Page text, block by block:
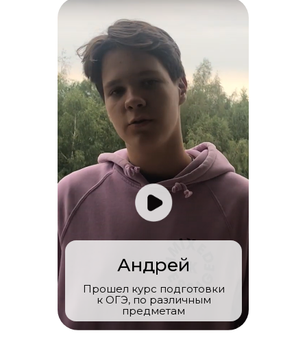
Андрей
Прошел курс подготовки
к ОГЭ, по различным
предметам